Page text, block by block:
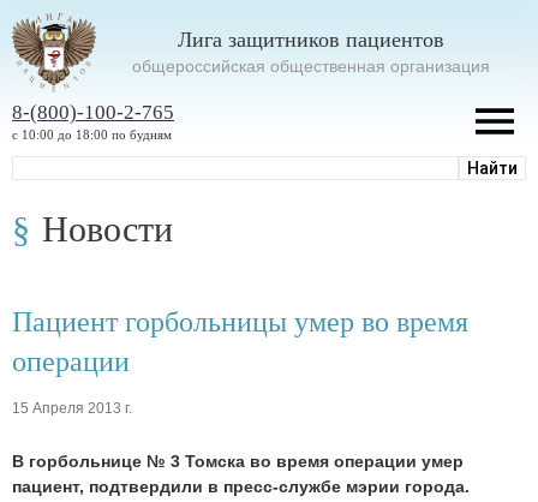
Лига защитников пациентов
oбщероссийская общественная организация
8-(800)-100-2-765
с 10:00 до 18:00 по будням
Новости
Пациент горбольницы умер во время
операции
15 Апреля 2013 г.
В горбольнице № 3 Томска во время операции умер
пациент, подтвердили в пресс-службе мэрии города.